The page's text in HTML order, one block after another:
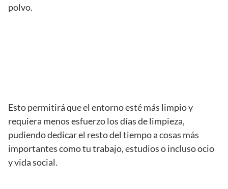
polvo.
Esto permitirá que el entorno esté más limpio y
requiera menos esfuerzo los días de limpieza,
pudiendo dedicar el resto del tiempo a cosas más
importantes como tu trabajo, estudios o incluso ocio
y vida social.